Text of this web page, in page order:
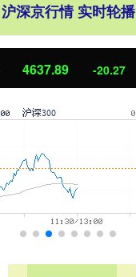
沪深京行情 实时轮播
4637.89 -20.27